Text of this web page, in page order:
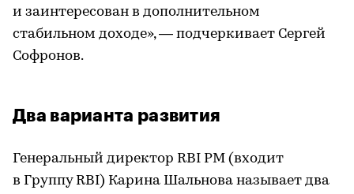
и заинтересован в дополнительном
стабильном доходе», — подчеркивает Сергей
Софронов.
Два варианта развития
Генеральный директор RBI PM (входит
в Группу RBI) Карина Шальнова называет два